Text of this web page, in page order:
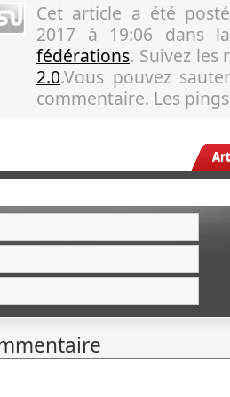
Cet article a été
2017 à 19:06 dans
fédérations. Suivez les
2.0.Vous pouvez
commentaire. Les